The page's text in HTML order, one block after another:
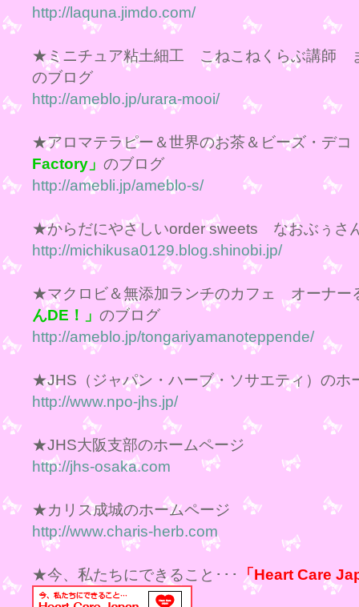
http://laquna.jimdo.com/
★ミニチュア粘土細工 こねこねくらぶ講師
のブログ
http://ameblo.jp/urara-mooi/
★アロマテラピー＆世界のお茶＆ビーズ・デ
Factory」 のブログ
http://amebli.jp/ameblo-s/
★からだにやさしいorder sweets なおぶぅさ
http://michikusa0129.blog.shinobi.jp/
★マクロビ＆無添加ランチのカフェ オーナー
んDE！」 のブログ
http://ameblo.jp/tongariyamanoteppende/
★JHS（ジャパン・ハーブ・ソサエティ）のホ
http://www.npo-jhs.jp/
★JHS大阪支部のホームページ
http://jhs-osaka.com
★カリス成城のホームページ
http://www.charis-herb.com
★今、私たちにできること･･･ 「Heart Care